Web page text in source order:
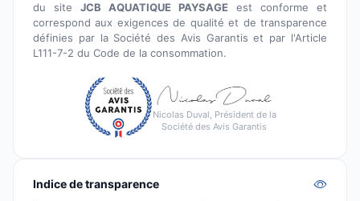
du site JCB AQUATIQUE PAYSAGE est conforme et
correspond aux exigences de qualité et de transparence
définies par la Société des Avis Garantis et par l'Article
L111-7-2 du Code de la consommation.
Nicolas Duval, Président de la
Société des Avis Garantis
Indice de transparence